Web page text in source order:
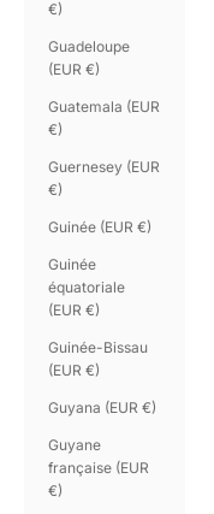
€)
Guadeloupe
(EUR €)
Guatemala (EUR
€)
Guernesey (EUR
€)
Guinée (EUR €)
Guinée
équatoriale
(EUR €)
Guinée-Bissau
(EUR €)
Guyana (EUR €)
Guyane
française (EUR
€)